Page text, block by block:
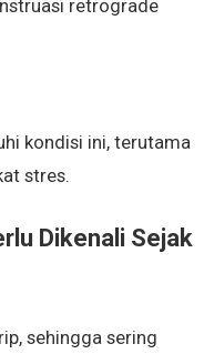
retrograde
kondisi ini, terutama
stres.
Dikenali Sejak
sehingga sering